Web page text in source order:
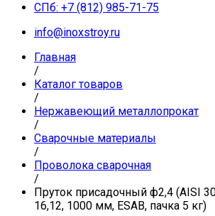
СПб: +7 (812) 985-71-75
info@inoxstroy.ru
Главная
/
Каталог товаров
/
Нержавеющий металлопрокат
/
Сварочные материалы
/
Проволока сварочная
/
Пруток присадочный ф2,4 (AISI
16,12, 1000 мм, ESAB, пачка 5 кг)